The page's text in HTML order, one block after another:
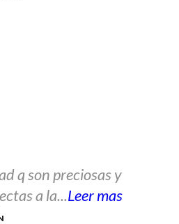
q son preciosas y
a la...Leer mas